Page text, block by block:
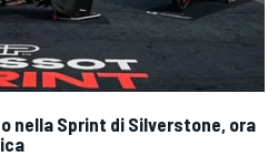
nella Sprint di Silverstone, ora